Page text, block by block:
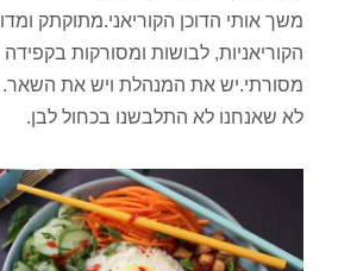
משך אותי הדוכן הקוריאני.מתוקתק
הקוריאניות, לבושות ומסורקות
מסורתי.יש את המנהלת ויש את השאר.
לא שאנחנו לא התלבשנו בכחול לבן.